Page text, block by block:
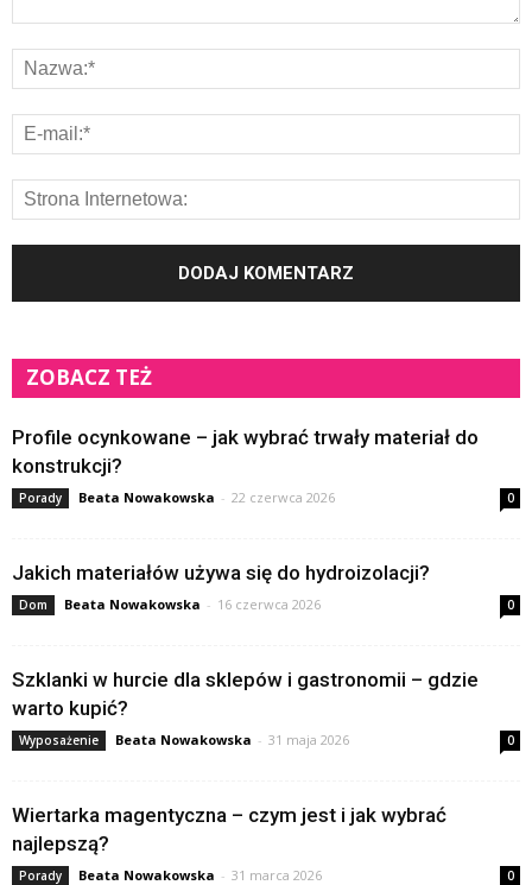
ZOBACZ TEŻ
Profile ocynkowane – jak wybrać trwały materiał do
konstrukcji?
Porady Beata Nowakowska - 22 czerwca 2026 0
Jakich materiałów używa się do hydroizolacji?
Dom Beata Nowakowska - 16 czerwca 2026 0
Szklanki w hurcie dla sklepów i gastronomii – gdzie
warto kupić?
Wyposażenie Beata Nowakowska - 31 maja 2026 0
Wiertarka magentyczna – czym jest i jak wybrać
najlepszą?
Porady Beata Nowakowska - 31 marca 2026 0